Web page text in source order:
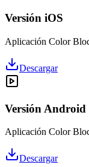
Versión iOS
Aplicación Color
Descargar
Versión Android
Aplicación Color
Descargar